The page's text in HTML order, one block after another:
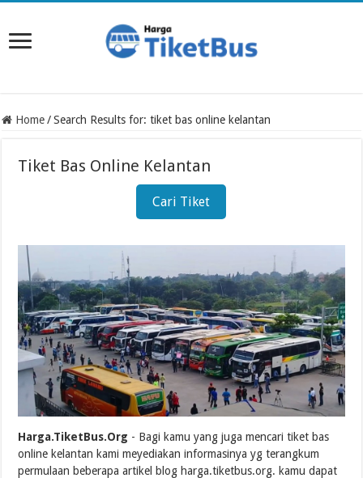
Home / Search Results for: tiket bas online kelantan
Tiket Bas Online Kelantan
Cari Tiket
Harga.TiketBus.Org - Bagi kamu yang juga mencari tiket bas
online kelantan kami meyediakan informasinya yg terangkum
permulaan beberapa artikel blog harga.tiketbus.org. kamu dapat